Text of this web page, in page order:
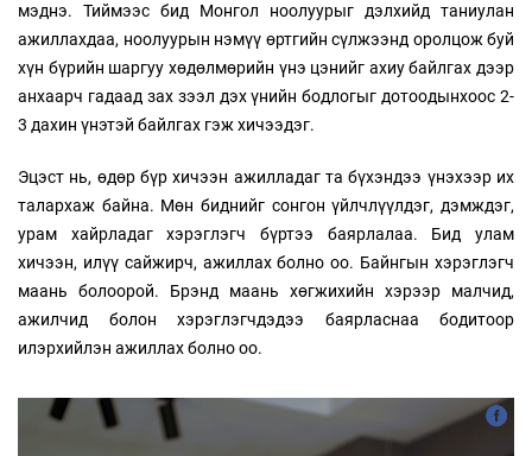
мэднэ. Тиймээс бид Монгол ноолуурыг дэлхийд таниулан
ажиллахдаа, ноолуурын нэмүү өртгийн сүлжээнд оролцож буй
хүн бүрийн шаргуу хөдөлмөрийн үнэ цэнийг ахиу байлгах дээр
анхаарч гадаад зах зээл дэх үнийн бодлогыг дотоодынхоос 2-
3 дахин үнэтэй байлгах гэж хичээдэг.
Эцэст нь, өдөр бүр хичээн ажилладаг та бүхэндээ үнэхээр их
талархаж байна. Мөн биднийг сонгон үйлчлүүлдэг, дэмждэг,
урам хайрладаг хэрэглэгч бүртээ баярлалаа. Бид улам
хичээн, илүү сайжирч, ажиллах болно оо. Байнгын хэрэглэгч
маань болоорой. Брэнд маань хөгжихийн хэрээр малчид,
ажилчид болон хэрэглэгчдэдээ баярласнаа бодитоор
илэрхийлэн ажиллах болно оо.